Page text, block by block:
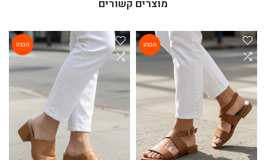
מוצרים קשורים
מבצע מבצע